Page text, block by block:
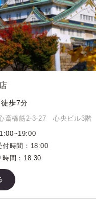
歩7分
斎橋筋2-3-27 心央ビル3階
~19:00
時間： 18:00
間： 18:30